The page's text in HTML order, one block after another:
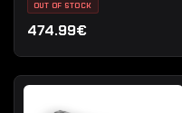
OUT OF STOCK
474.99€